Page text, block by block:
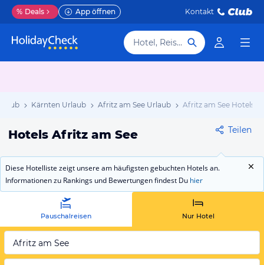
% Deals App öffnen Kontakt
Hotel, Reiseziel
Kärnten Urlaub Afritz am See Urlaub Afritz am See Hotels
Hotels Afritz am See Teilen
Diese Hotelliste zeigt unsere am häufigsten gebuchten Hotels an.
Informationen zu Rankings und Bewertungen findest Du hier
Pauschalreisen Nur Hotel
Afritz am See